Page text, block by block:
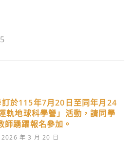
於115年7月20日至同年月24
軌地球科學營」活動，請同學
師踴躍報名參加。
2026 年 3 月 20 日